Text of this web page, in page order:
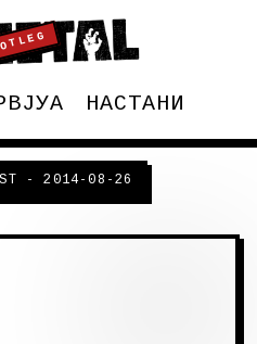
НАСТАНИ
- 2014-08-26